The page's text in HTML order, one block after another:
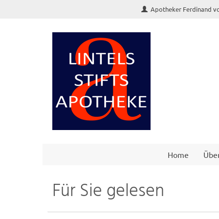
Apotheker Ferdinand
Home
Für Sie gelesen